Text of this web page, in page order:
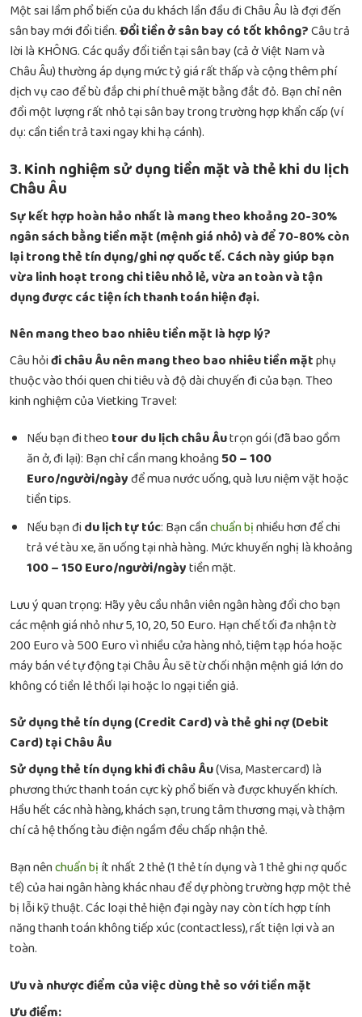
Một sai lầm phổ biến của du khách lần đầu đi Châu Âu là đợi đến
sân bay mới đổi tiền.Đổi tiền ở sân bay có tốt không?Câu trả
lời là KHÔNG. Các quầy đổi tiền tại sân bay (cả ở Việt Nam và
Châu Âu) thường áp dụng mức tỷ giá rất thấp và cộng thêm phí
dịch vụ cao để bù đắp chi phí thuê mặt bằng đắt đỏ. Bạn chỉ nên
đổi một lượng rất nhỏ tại sân bay trong trường hợp khẩn cấp (ví
dụ: cần tiền trả taxi ngay khi hạ cánh).
3. Kinh nghiệm sử dụng tiền mặt và thẻ khi du lịch
Châu Âu
Sự kết hợp hoàn hảo nhất là mang theo khoảng 20-30%
ngân sách bằng tiền mặt (mệnh giá nhỏ) và để 70-80% còn
lại trong thẻ tín dụng/ghi nợ quốc tế. Cách này giúp bạn
vừa linh hoạt trong chi tiêu nhỏ lẻ, vừa an toàn và tận
dụng được các tiện ích thanh toán hiện đại.
Nên mang theo bao nhiêu tiền mặt là hợp lý?
Câu hỏiđi châu Âu nên mang theo bao nhiêu tiền mặtphụ
thuộc vào thói quen chi tiêu và độ dài chuyến đi của bạn. Theo
kinh nghiệm của Vietking Travel:
Nếu bạn đi theo tour du lịch châu Âutrọn gói (đã bao gồm
ăn ở, đi lại): Bạn chỉ cần mang khoảng50 – 100
Euro/người/ngàyđể mua nước uống, quà lưu niệm vặt hoặc
tiền tips.
Nếu bạn đi du lịch tự túc: Bạn cầnchuẩn bịnhiều hơn để chi
trả vé tàu xe, ăn uống tại nhà hàng. Mức khuyến nghị là khoảng
100 – 150 Euro/người/ngàytiền mặt.
Lưu ý quan trọng: Hãy yêu cầu nhân viên ngân hàng đổi cho bạn
các mệnh giá nhỏ như 5, 10, 20, 50 Euro. Hạn chế tối đa nhận tờ
200 Euro và 500 Euro vì nhiều cửa hàng nhỏ, tiệm tạp hóa hoặc
máy bán vé tự động tại Châu Âu sẽ từ chối nhận mệnh giá lớn do
không có tiền lẻ thối lại hoặc lo ngại tiền giả.
Sử dụng thẻ tín dụng (Credit Card) và thẻ ghi nợ (Debit
Card) tại Châu Âu
Sử dụng thẻ tín dụng khi đi châu Âu(Visa, Mastercard) là
phương thức thanh toán cực kỳ phổ biến và được khuyến khích.
Hầu hết các nhà hàng, khách sạn, trung tâm thương mại, và thậm
chí cả hệ thống tàu điện ngầm đều chấp nhận thẻ.
Bạn nênchuẩn bị ít nhất 2 thẻ (1 thẻ tín dụng và 1 thẻ ghi nợ quốc
tế) của hai ngân hàng khác nhau để dự phòng trường hợp một thẻ
bị lỗi kỹ thuật. Các loại thẻ hiện đại ngày nay còn tích hợp tính
năng thanh toán không tiếp xúc (contactless), rất tiện lợi và an
toàn.
Ưu và nhược điểm của việc dùng thẻ so với tiền mặt
Ưu điểm: